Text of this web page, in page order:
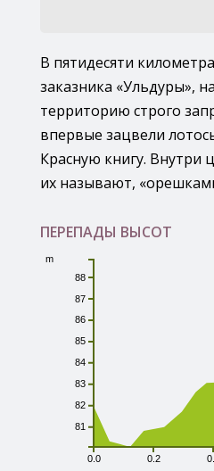
В пятидесяти
заказника «Ульдуры»,
территорию строго
впервые зацвели
Красную книгу. Внутри
их называют,
ПЕРЕПАДЫ ВЫСОТ
0.0 0.2
81
82
83
84
85
86
87
88
m